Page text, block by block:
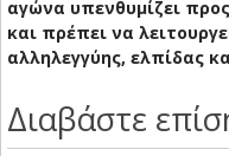
αγώνα υπενθυμίζει
και πρέπει να
αλληλεγγύης, ελπίδας
Διαβάστε